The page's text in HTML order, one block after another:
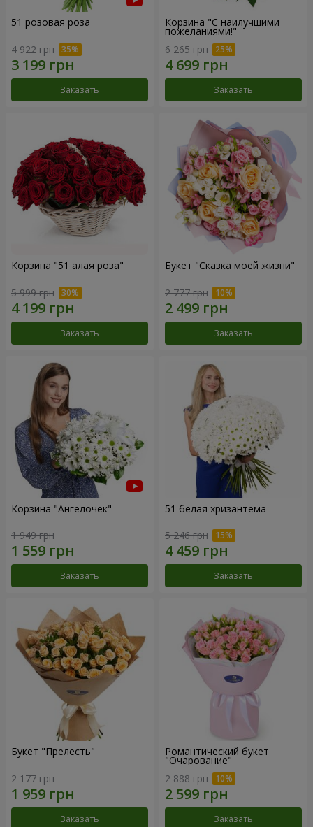
51 розовая роза
4 922 грн
Заказать
Корзина "С наилучшими
пожеланиями!"
6 265 грн
Заказать
Корзина "51 алая роза"
5 999 грн
Заказать
Букет "Сказка моей жизни"
2 777 грн
Заказать
Корзина "Ангелочек"
1 949 грн
Заказать
51 белая хризантема
5 246 грн
Заказать
Букет "Прелесть"
2 177 грн
Заказать
Романтический букет
"Очарование"
2 888 грн
Заказать